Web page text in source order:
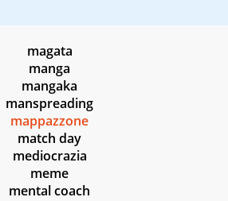
magata
manga
mangaka
manspreading
mappazzone
match day
mediocrazia
meme
mental coach